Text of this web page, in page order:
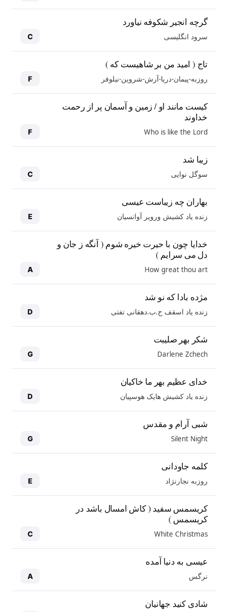
گرچه انجیر شکوفه نیاورد
سرود انگلیسی C
تاج ( امید من بر شاهیست که )
روزبه-پیمان-دریا-آرش-شروین-نیلوفر F
کیست مانند او / زمین و آسمان پر از رحمت
خداوند
Who is like the Lord
F
زیبا شد
سوگل نوایی C
بهاران چه زیباست عیسی
زنده یاد کشیش ورویر آوانسیان E
خدایا چون با حیرت خیره شوم ( آنگه ز جان و
دل می سرایم )
How great thou art
A
مژده بادا که نو شد
زنده یاد اسقف ح.ب.دهقانی تفتی D
شکر بهر صلیبت
Darlene Zchech
G
خدای عظیم بهر ما خاکیان
زنده یاد کشیش هایک هوسپیان D
شبی آرام و مقدس
Silent Night
G
کلمه جاودانی
روزبه نجارنژاد E
کریسمس سفید ( کاش امسال باشد در
کریسمس )
White Christmas
C
عیسی به دنیا آمده
نرگس A
شادی کنید جهانیان